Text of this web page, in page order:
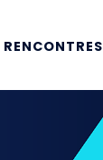
RENCONTRES